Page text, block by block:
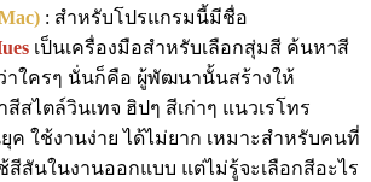
: สำหรับโปรแกรมนี้มีชื่อ
เป็นเครื่องมือสำหรับเลือกสุ่มสี ค้นหาสี
าใครๆ นั่นก็คือ ผู้พัฒนานั้นสร้างให้
สไตล์วินเทจ ฮิปๆ สีเก่าๆ แนวเรโทร
ค ใช้งานง่าย ได้ไม่ยาก เหมาะสำหรับคนที่
สีสันในงานออกแบบ แต่ไม่รู้จะเลือกสีอะไร